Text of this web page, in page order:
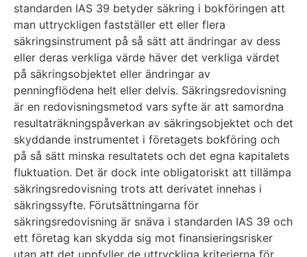
standarden IAS 39 betyder säkring i bokföringen att
man uttryckligen fastställer ett eller flera
säkringsinstrument på så sätt att ändringar av dess
eller deras verkliga värde häver det verkliga värdet
på säkringsobjektet eller ändringar av
penningflödena helt eller delvis. Säkringsredovisning
är en redovisningsmetod vars syfte är att samordna
resultaträkningspåverkan av säkringsobjektet och det
skyddande instrumentet i företagets bokföring och
på så sätt minska resultatets och det egna kapitalets
fluktuation. Det är dock inte obligatoriskt att tillämpa
säkringsredovisning trots att derivatet innehas i
säkringssyfte. Förutsättningarna för
säkringsredovisning är snäva i standarden IAS 39 och
ett företag kan skydda sig mot finansieringsrisker
utan att det uppfyller de uttryckliga kriterierna för